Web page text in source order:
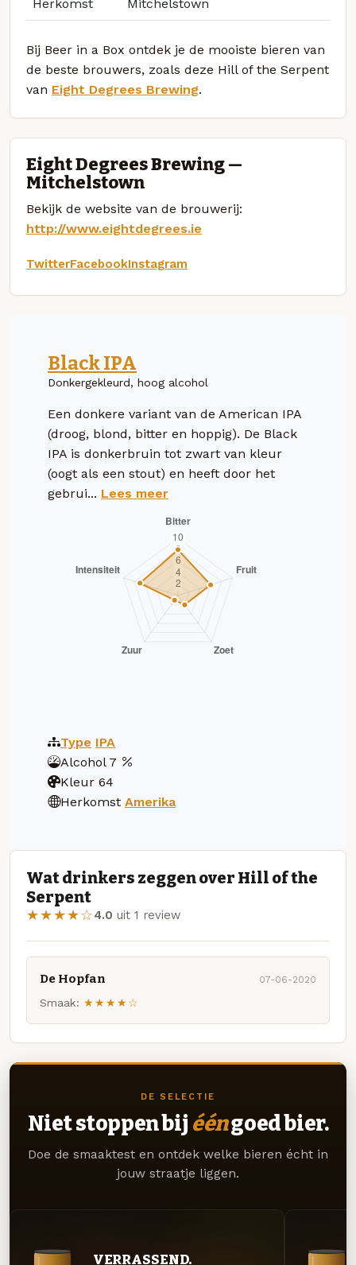
Herkomst Mitchelstown
Bij Beer in a Box ontdek je de mooiste bieren van
de beste brouwers, zoals deze Hill of the Serpent
van Eight Degrees Brewing.
Eight Degrees Brewing —
Mitchelstown
Bekijk de website van de brouwerij:
http://www.eightdegrees.ie
TwitterFacebookInstagram
Black IPA
Donkergekleurd, hoog alcohol
Een donkere variant van de American IPA
(droog, blond, bitter en hoppig). De Black
IPA is donkerbruin tot zwart van kleur
(oogt als een stout) en heeft door het
gebrui... Lees meer
Type IPA
Alcohol 7
Kleur 64
Herkomst Amerika
Wat drinkers zeggen over Hill of the
Serpent
★★★★☆4.0 uit 1 review
De Hopfan 07-06-2020
Smaak: ★★★★☆
DE SELECTIE
Niet stoppen bij ééngoed bier.
Doe de smaaktest en ontdek welke bieren écht in
jouw straatje liggen.
VERRASSEND.